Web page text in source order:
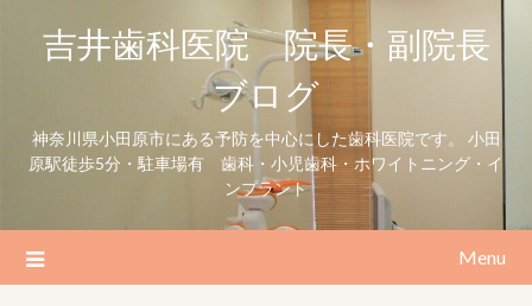
吉井歯科医院 院長・副院長
ブログ
神奈川県小田原市にある予防を中心にした歯科医院です。 小田
原駅徒歩5分・駐車場有 歯科・小児歯科・ホワイトニング・イ
ンプラント
Menu